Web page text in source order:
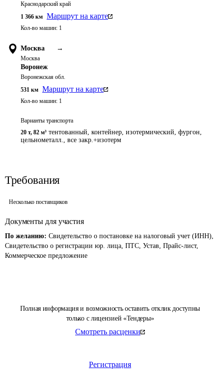
Полная информация и возможность оставить отклик доступны
только с лицензией «Тендеры»
Смотреть расценки
Регистрация
Краснодарский край
1 366 км Маршрут на карте
Кол-во машин: 1
Москва →
Москва
Воронеж
Воронежская обл.
531 км Маршрут на карте
Кол-во машин: 1
Варианты транспорта
20 т, 82 м³ тентованный, контейнер, изотермический, фургон,
цельнометалл., все закр.+изотерм
Требования
Несколько поставщиков
Документы для участия
По желанию: Свидетельство о постановке на налоговый учет (ИНН),
Свидетельство о регистрации юр. лица, ПТС, Устав, Прайс-лист,
Коммерческое предложение